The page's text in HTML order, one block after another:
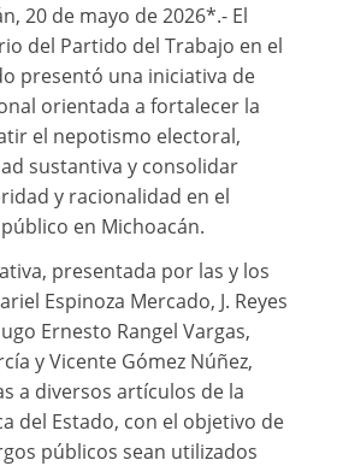
20 de mayo de 2026*.- El
del Partido del Trabajo en el
presentó una iniciativa de
orientada a fortalecer la
el nepotismo electoral,
sustantiva y consolidar
y racionalidad en el
en Michoacán.
presentada por las y los
Espinoza Mercado, J. Reyes
Ernesto Rangel Vargas,
y Vicente Gómez Núñez,
a diversos artículos de la
del Estado, con el objetivo de
públicos sean utilizados